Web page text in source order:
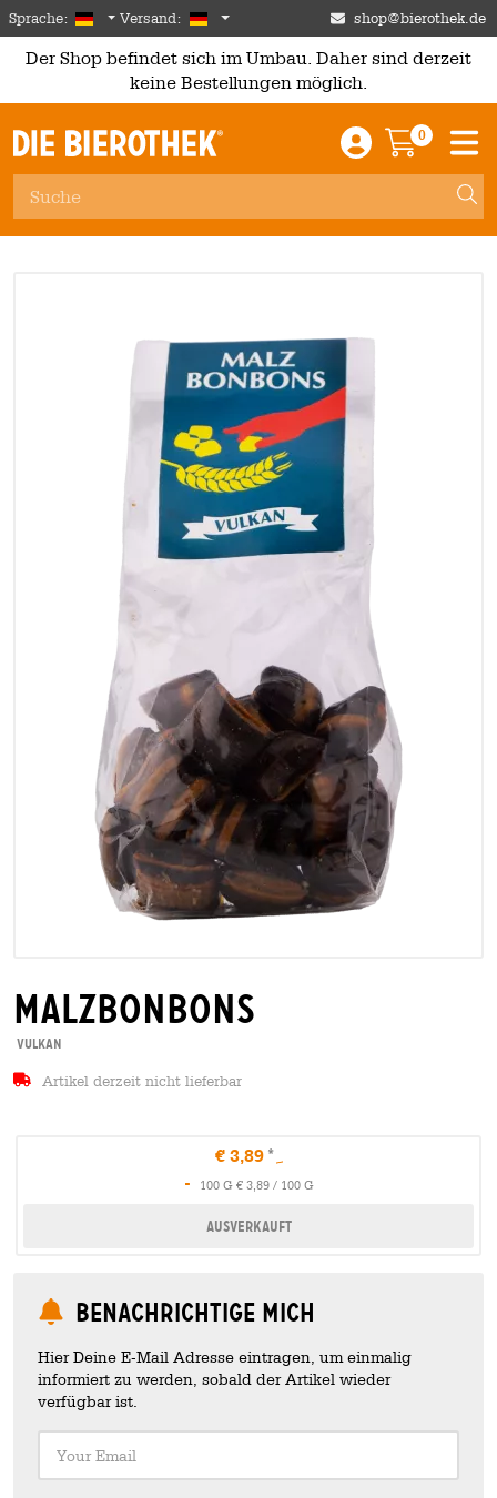
Skip to main content
Sprache: German
Versand: Deutschland shop@bierothek.de
Der Shop befindet sich im Umbau. Daher sind derzeit
keine Bestellungen möglich.
Einloggen /
0
malzbonbons
Vulkan
Artikel derzeit nicht lieferbar
€ 3,89
-
100 G € 3,89 / 100 G
Ausverkauft
Benachrichtige mich
Hier Deine E-Mail Adresse eintragen, um einmalig
informiert zu werden, sobald der Artikel wieder
verfügbar ist.